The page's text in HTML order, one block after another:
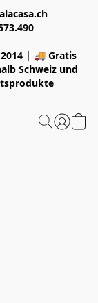
| 🚚 Gratis
Schweiz und